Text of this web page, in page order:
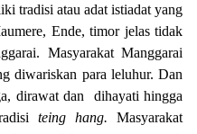
tradisi atau adat istiadat yang
Ende, timor jelas tidak
Masyarakat Manggarai
diwariskan para leluhur. Dan
dirawat dan
dihayati hingga
teing hang. Masyarakat